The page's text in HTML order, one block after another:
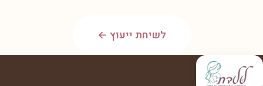
לשיחת ייעוץ ←